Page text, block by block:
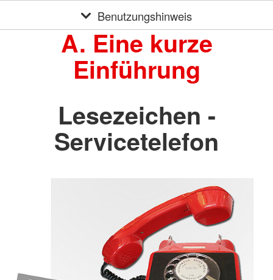
Benutzungshinweis
A. Eine kurze
Einführung
Lesezeichen -
Servicetelefon